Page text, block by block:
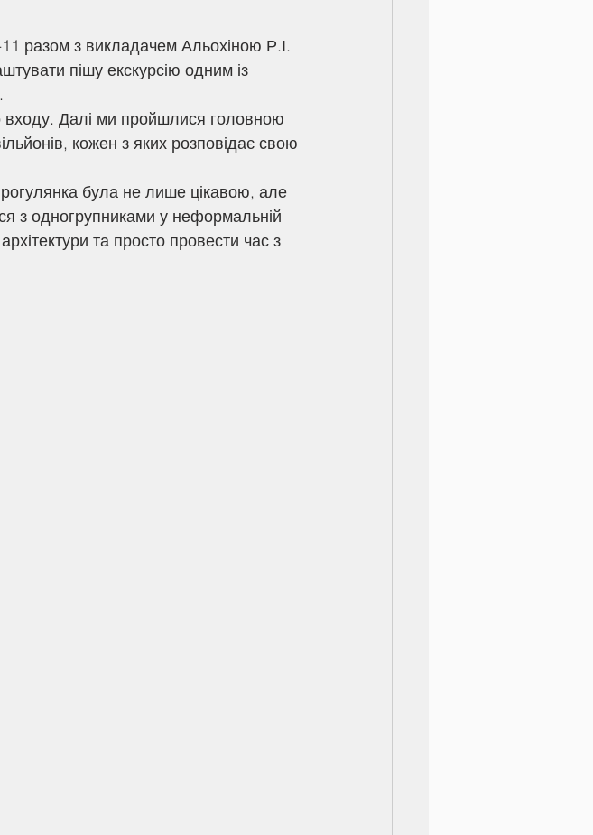
разом з викладачем Альохіною Р.І.
пішу екскурсію одним із
кожен з яких розповідає свою
з одногрупниками у неформальній
та просто провести час з